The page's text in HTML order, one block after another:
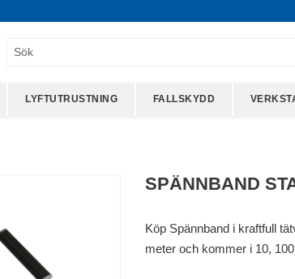
LYFTUTRUSTNING FALLSKYDD
SPÄNNBAND
Köp Spännband i kraftfull
meter och kommer i 10,